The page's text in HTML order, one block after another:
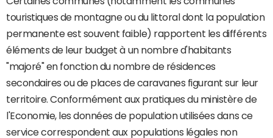
touristiques de montagne ou du littoral dont la population
permanente est souvent faible) rapportent les différents
éléments de leur budget à un nombre d'habitants
"majoré" en fonction du nombre de résidences
secondaires ou de places de caravanes figurant sur leur
territoire. Conformément aux pratiques du ministère de
l'Economie, les données de population utilisées dans ce
service correspondent aux populations légales non